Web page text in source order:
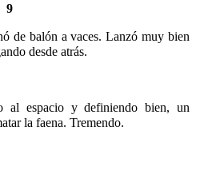
9
de balón a vaces. Lanzó muy bien
desde atrás.
al espacio y definiendo bien, un
la faena. Tremendo.